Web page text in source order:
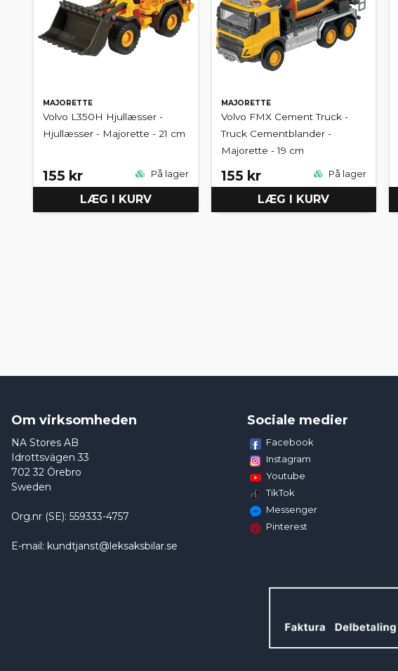
MAJORETTE
Volvo L350H Hjullæsser -
Hjullæsser - Majorette - 21 cm
155 kr På lager
LÆG I KURV
MAJORETTE
Volvo FMX Cement Truck -
Truck Cementblander -
Majorette - 19 cm
155 kr På lager
LÆG I KURV
Om virksomheden
NA Stores AB
Idrottsvägen 33
702 32 Örebro
Sweden
Org.nr (SE): 559333-4757
E-mail: kundtjanst@leksaksbilar.se
Sociale medier
Facebook
Instagram
Youtube
TikTok
Messenger
Pinterest